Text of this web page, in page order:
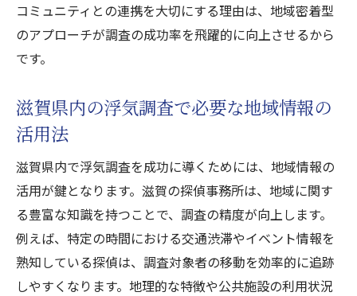
探偵事務所の浮気調査力を比較する方法
調査力を持つ探偵事務所の特徴と選び方
滋賀で信頼できる探偵による浮気調査の秘訣
滋賀で信頼性の高い探偵事務所の選び方
浮気調査で信頼を勝ち取る探偵の秘密
信頼できる探偵が持つ浮気調査のノウハウ
探偵事務所の信頼度を見極めるチェックポ
イント
コミュニティとの連携を大切にする理由は、地域密着型
のアプローチが調査の成功率を飛躍的に向上させるから
です。
滋賀県内の浮気調査で必要な地域情報の
活用法
滋賀県内で浮気調査を成功に導くためには、地域情報の
活用が鍵となります。滋賀の探偵事務所は、地域に関す
る豊富な知識を持つことで、調査の精度が向上します。
例えば、特定の時間における交通渋滞やイベント情報を
熟知している探偵は、調査対象者の移動を効率的に追跡
しやすくなります。地理的な特徴や公共施設の利用状況